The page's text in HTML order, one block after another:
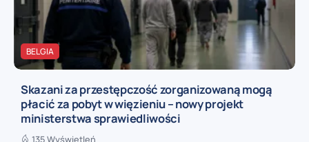
BELGIA
Skazani za przestępczość zorganizowaną mogą
płacić za pobyt w więzieniu – nowy projekt
ministerstwa sprawiedliwości
135 Wyświetleń